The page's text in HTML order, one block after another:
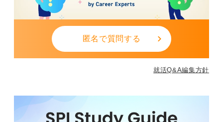
匿名で質問する
就活Q&A編集方針